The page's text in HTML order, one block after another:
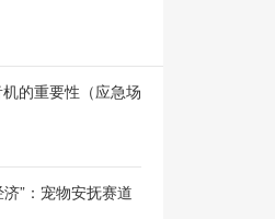
的重要性（应急场
”：宠物安抚赛道